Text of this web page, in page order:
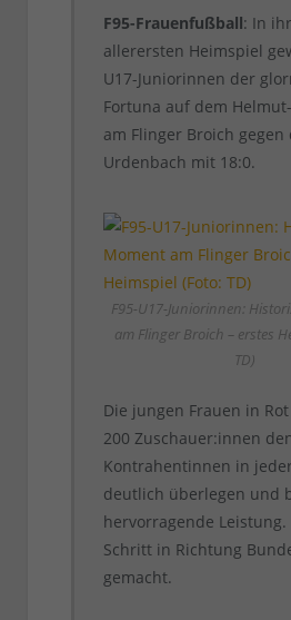
F95-Frauenfußball: In
allerersten Heimspiel
U17-Juniorinnen der
Fortuna auf dem
am Flinger Broich gegen
Urdenbach mit 18:0.
F95-U17-Juniorinnen:
am Flinger Broich – erstes
TD)
Die jungen Frauen in
200 Zuschauer:innen
Kontrahentinnen in
deutlich überlegen und
hervorragende Leistung.
Schritt in Richtung
gemacht.